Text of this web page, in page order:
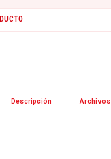
Descripción Archivos